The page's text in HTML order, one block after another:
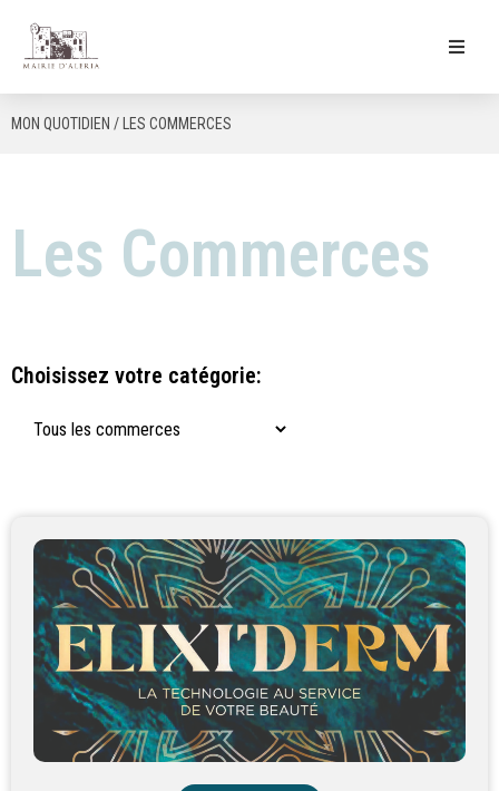
Ma Mairie
MON QUOTIDIEN / LES COMMERCES
Les Commerces
Choisissez votre catégorie: